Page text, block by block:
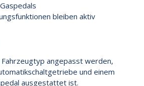
bleiben aktiv
Fahrzeugtyp angepasst werden,
und einem
ausgestattet ist.